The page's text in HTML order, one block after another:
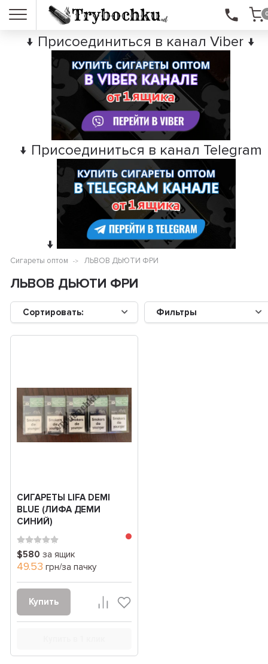
↓ Присоединиться в канал Viber ↓
↓ Присоединиться в канал Telegram
↓
Сигареты оптом ЛЬВОВ ДЬЮТИ ФРИ
ЛЬВОВ ДЬЮТИ ФРИ
Сортировать: Фильтры
СИГАРЕТЫ LIFA DEMI
BLUE (ЛИФА ДЕМИ
СИНИЙ)
$580 за ящик
49.53 грн/за пачку
Купить